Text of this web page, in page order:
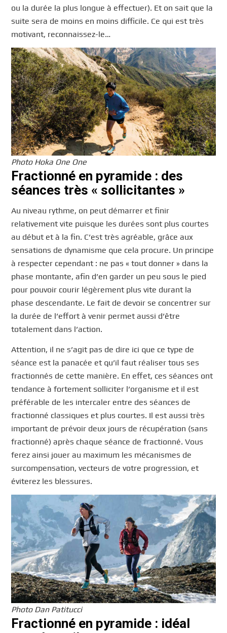
ou la durée la plus longue à effectuer). Et on sait que la
suite sera de moins en moins difficile. Ce qui est très
motivant, reconnaissez-le…
Photo Hoka One One
Fractionné en pyramide : des
séances très « sollicitantes »
Au niveau rythme, on peut démarrer et finir
relativement vite puisque les durées sont plus courtes
au début et à la fin. C’est très agréable, grâce aux
sensations de dynamisme que cela procure. Un principe
à respecter cependant : ne pas « tout donner » dans la
phase montante, afin d’en garder un peu sous le pied
pour pouvoir courir légèrement plus vite durant la
phase descendante. Le fait de devoir se concentrer sur
la durée de l’effort à venir permet aussi d’être
totalement dans l’action.
Attention, il ne s’agit pas de dire ici que ce type de
séance est la panacée et qu’il faut réaliser tous ses
fractionnés de cette manière. En effet, ces séances ont
tendance à fortement solliciter l’organisme et il est
préférable de les intercaler entre des séances de
fractionné classiques et plus courtes. Il est aussi très
important de prévoir deux jours de récupération (sans
fractionné) après chaque séance de fractionné. Vous
ferez ainsi jouer au maximum les mécanismes de
surcompensation, vecteurs de votre progression, et
éviterez les blessures.
Photo Dan Patitucci
Fractionné en pyramide : idéal